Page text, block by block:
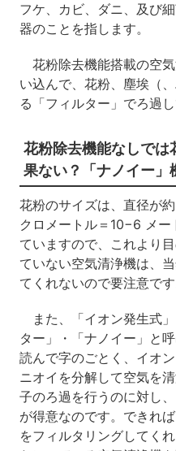
フケ、カビ、ダニ、及び
器のことを指します。
花粉除去機能搭載の空
い込んで、花粉、塵埃（
る「フィルター」でろ過し
花粉除去機能なしでは
果ない？「ナノイー」
花粉のサイズは、直径が
クロメートル＝10−6 メ
ていますので、これより
ていない空気清浄機は、
てくれないので要注意です
また、「イオン発生式
ター」・「ナノイー」と
読んで字のごとく、イオ
ニオイを分解して空気を
子のろ過を行うのに対し
が得意なのです。できれ
をフィルタリングしてく